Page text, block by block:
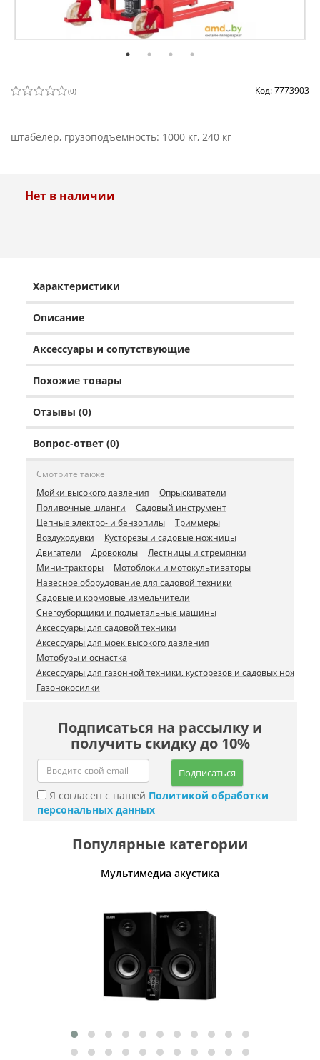
(0) Код: 7773903
штабелер, грузоподъёмность: 1000 кг, 240 кг
Нет в наличии
Характеристики
Описание
Аксессуары и сопутствующие
Похожие товары
Отзывы (0)
Вопрос-ответ (0)
Смотрите также
Мойки высокого давления
Опрыскиватели
Поливочные шланги
Садовый инструмент
Цепные электро- и бензопилы
Триммеры
Воздуходувки
Кусторезы и садовые ножницы
Двигатели
Дровоколы
Лестницы и стремянки
Мини-тракторы
Мотоблоки и мотокультиваторы
Навесное оборудование для садовой техники
Садовые и кормовые измельчители
Снегоуборщики и подметальные машины
Аксессуары для садовой техники
Аксессуары для моек высокого давления
Мотобуры и оснастка
Аксессуары для газонной техники, кусторезов и садовых ножниц
Газонокосилки
Подписаться на рассылку и
получить скидку до 10%
Подписаться
Я согласен с нашей Политикой обработки
персональных данных
Популярные категории
Мультимедиа акустика